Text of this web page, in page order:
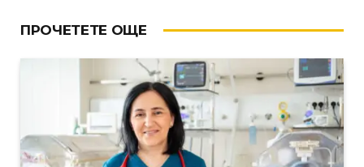
ПРОЧЕТЕТЕ ОЩЕ